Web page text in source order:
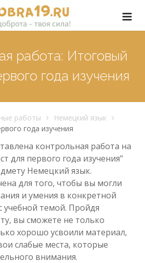
работа: Итоговый
года изучения
работы
Немецкий язык
года изучения
контрольная работа на
для первого года изучения"
Немецкий язык.
для того, чтобы вы могли
и умения в конкретной
учебной темой. Пройдя
вы сможете не только
хорошо усвоили материал,
слабые места, которые
внимания.